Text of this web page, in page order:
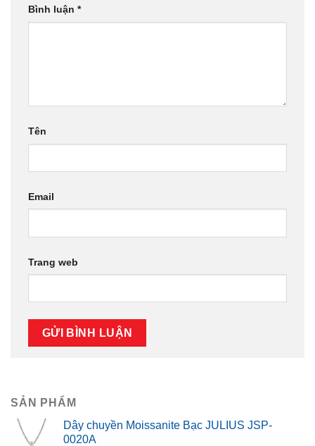
Bình luận *
Tên
Email
Trang web
SẢN PHẨM
Dây chuyền Moissanite Bạc JULIUS JSP-
0020A